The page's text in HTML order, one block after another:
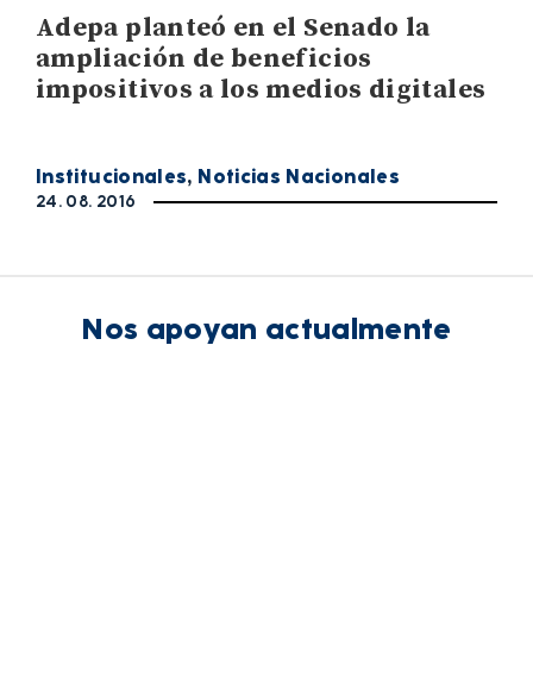
Adepa planteó en el Senado la
ampliación de beneficios
impositivos a los medios digitales
Institucionales, Noticias Nacionales
24. 08. 2016
Nos apoyan actualmente